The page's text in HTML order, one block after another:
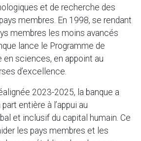
et de recherche des
membres. En 1998, se rendant
membres les moins avancés
lance le Programme de
en sciences, en appoint au
d’excellence.
2023-2025, la banque a
entière à l’appui au
et inclusif du capital humain. Ce
les pays membres et les